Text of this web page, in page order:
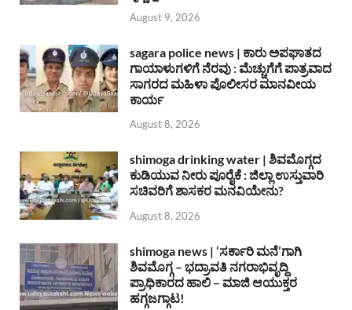
August 9, 2026
sagara police news | ಕಾರು ಅಪಘಾತದ
ಗಾಯಾಳುಗಳಿಗೆ ನೆರವು : ಮೆಚ್ಚುಗೆಗೆ ಪಾತ್ರವಾದ
ಸಾಗರದ ಮಹಿಳಾ ಪೊಲೀಸರ ಮಾನವೀಯ
ಕಾರ್ಯ
August 8, 2026
shimoga drinking water | ಶಿವಮೊಗ್ಗದ
ಕುಡಿಯುವ ನೀರು ಪೂರೈಕೆ : ಜಿಲ್ಲಾ ಉಸ್ತುವಾರಿ
ಸಚಿವರಿಗೆ ಶಾಸಕರ ಮನವಿಯೇನು?
August 8, 2026
shimoga news | ‘ಸರ್ಕಾರಿ ಮನೆ’ಗಾಗಿ
ಶಿವಮೊಗ್ಗ – ಭದ್ರಾವತಿ ನಗರಾಭಿವೃದ್ದಿ
ಪ್ರಾಧಿಕಾರದ ಹಾಲಿ – ಮಾಜಿ ಆಯುಕ್ತರ
ಹಗ್ಗಜಗ್ಗಾಟ!